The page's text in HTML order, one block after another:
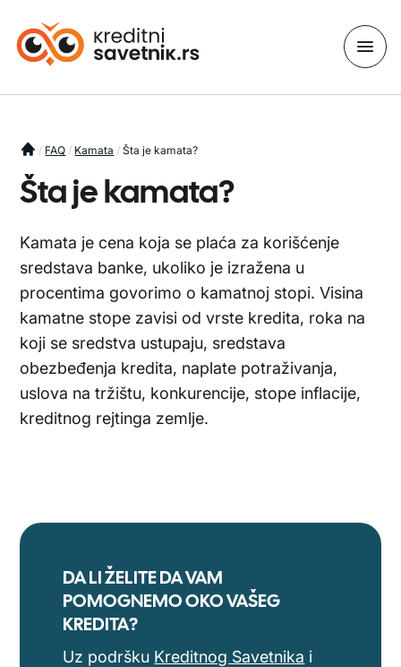
You are here
FAQ Kamata Šta je kamata?
Šta je kamata?
Kamata je cena koja se plaća za korišćenje
sredstava banke, ukoliko je izražena u
procentima govorimo o kamatnoj stopi. Visina
kamatne stope zavisi od vrste kredita, roka na
koji se sredstva ustupaju, sredstava
obezbeđenja kredita, naplate potraživanja,
uslova na tržištu, konkurencije, stope inflacije,
kreditnog rejtinga zemlje.
DA LI ŽELITE DA VAM
POMOGNEMO OKO VAŠEG
KREDITA?
Uz podršku Kreditnog Savetnika i